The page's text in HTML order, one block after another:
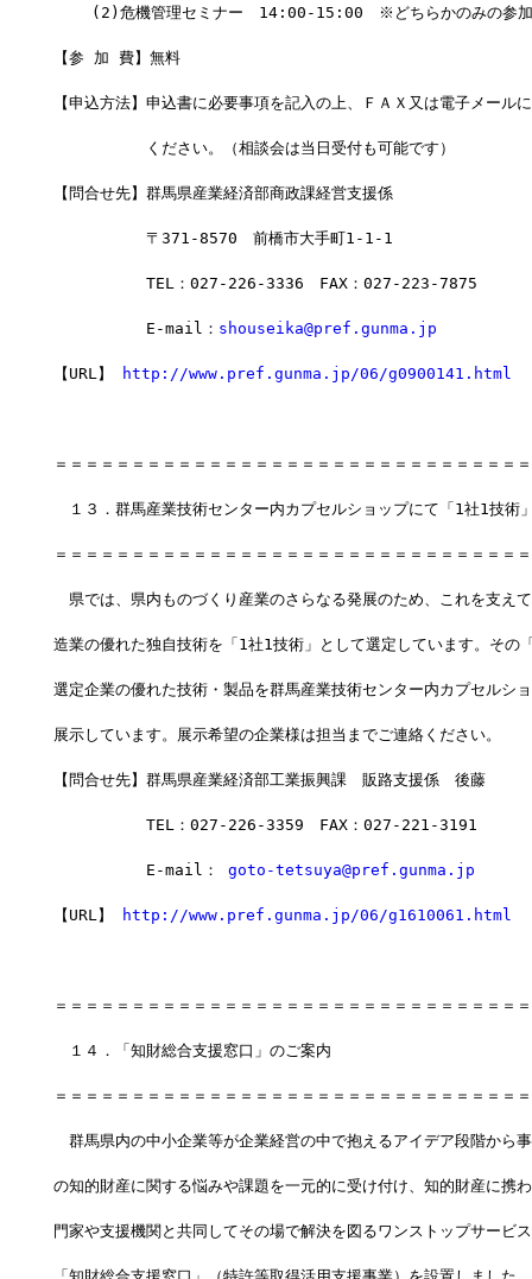
(2)危機管理セミナー　14:00-15:00　※どちらかのみの参
【参 加 費】無料
【申込方法】申込書に必要事項を記入の上、ＦＡＸ又は電子メール
ください。（相談会は当日受付も可能です）
【問合せ先】群馬県産業経済部商政課経営支援係
〒371-8570　前橋市大手町1-1-1
TEL：027-226-3336　FAX：027-223-7875
E-mail： shouseika@pref.gunma.jp
【URL】 http://www.pref.gunma.jp/06/g0900141.html
＝＝＝＝＝＝＝＝＝＝＝＝＝＝＝＝＝＝＝＝＝＝＝＝＝＝＝＝＝＝
１３．群馬産業技術センター内カプセルショップにて「1社1技術
＝＝＝＝＝＝＝＝＝＝＝＝＝＝＝＝＝＝＝＝＝＝＝＝＝＝＝＝＝＝
県では、県内ものづくり産業のさらなる発展のため、これを支え
造業の優れた独自技術を「1社1技術」として選定しています。その
選定企業の優れた技術・製品を群馬産業技術センター内カプセルシ
展示しています。展示希望の企業様は担当までご連絡ください。
【問合せ先】群馬県産業経済部工業振興課　販路支援係　後藤
TEL：027-226-3359　FAX：027-221-3191
E-mail： goto-tetsuya@pref.gunma.jp
【URL】 http://www.pref.gunma.jp/06/g1610061.html
＝＝＝＝＝＝＝＝＝＝＝＝＝＝＝＝＝＝＝＝＝＝＝＝＝＝＝＝＝＝
１４．「知財総合支援窓口」のご案内
＝＝＝＝＝＝＝＝＝＝＝＝＝＝＝＝＝＝＝＝＝＝＝＝＝＝＝＝＝＝
群馬県内の中小企業等が企業経営の中で抱えるアイデア段階から
の知的財産に関する悩みや課題を一元的に受け付け、知的財産に携
門家や支援機関と共同してその場で解決を図るワンストップサービ